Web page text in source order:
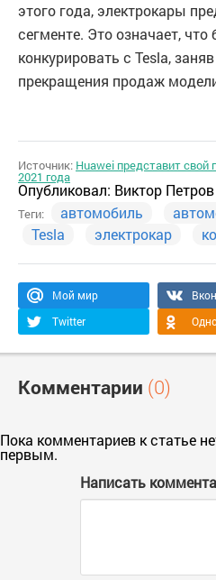
этого года, электрокары
сегменте. Это означает, что
конкурировать с Tesla,
прекращения продаж
Источник: Huawei представит свой
2021 года
Опубликовал: Виктор Петров
Теги: автомобиль
Tesla
электрокар
Мой мир
Twitter
Комментарии (0)
Пока комментариев к статье
первым.
Написать